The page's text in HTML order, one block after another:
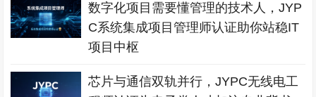
数字化项目需要懂管理的技术人，JYP
C系统集成项目管理师认证助你站稳IT
项目中枢
芯片与通信双轨并行，JYPC无线电工